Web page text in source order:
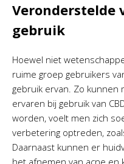
Veronderstelde
gebruik
Hoewel niet
ruime groep gebruikers
gebruik ervan. Zo
ervaren bij gebruik van
worden, voelt men zich
verbetering optreden,
Daarnaast kunnen er
het afnemen van acne en